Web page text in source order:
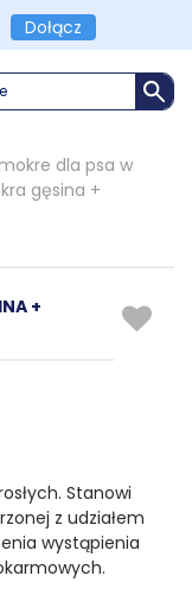
Dołącz
dla psa w
gęsina +
+
Stanowi
z udziałem
wystąpienia